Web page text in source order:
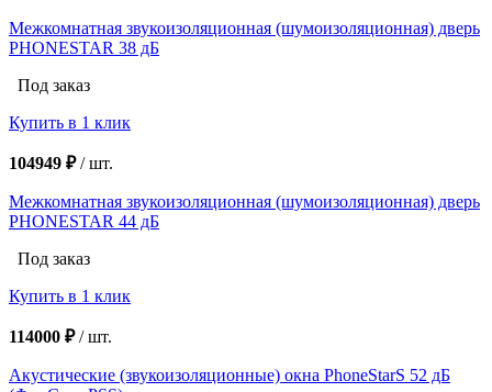
Межкомнатная звукоизоляционная (шумоизоляционная) дверь
PHONESTAR 38 дБ
Под заказ
Купить в 1 клик
104949 ₽/шт.
Межкомнатная звукоизоляционная (шумоизоляционная) дверь
PHONESTAR 44 дБ
Под заказ
Купить в 1 клик
114000 ₽/шт.
Акустические (звукоизоляционные) окна PhoneStarS 52 дБ